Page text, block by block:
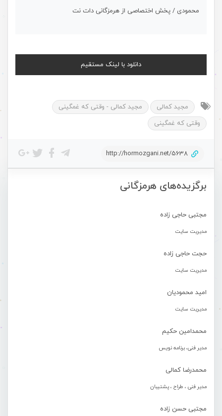
برگزیده‌های هرمزگانی
مجتبی حاجی زاده
مدیریت سایت
حجت حاجی زاده
مدیریت سایت
امید محمودیان
مدیریت سایت
محمدامین حکیم
مدیر فنی، برنامه نویس
محمدرضا کمالی
مدیر فنی ، طراح ، پشتیبان
مجتبی حسن زاده
محمودی / پخش اختصاصی از هرمزگانی دات نت
دانلود با لینک مستقیم
مجید کمالی
مجید کمالی - وقتی که غمگینی
وقتی که غمگینی
http://hormozgani.net/5638